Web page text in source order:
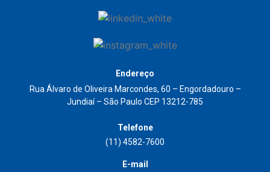
Endereço
Rua Álvaro de Oliveira Marcondes, 60 – Engordadouro –
Jundiaí – São Paulo CEP 13212-785
Telefone
(11) 4582-7600
E-mail